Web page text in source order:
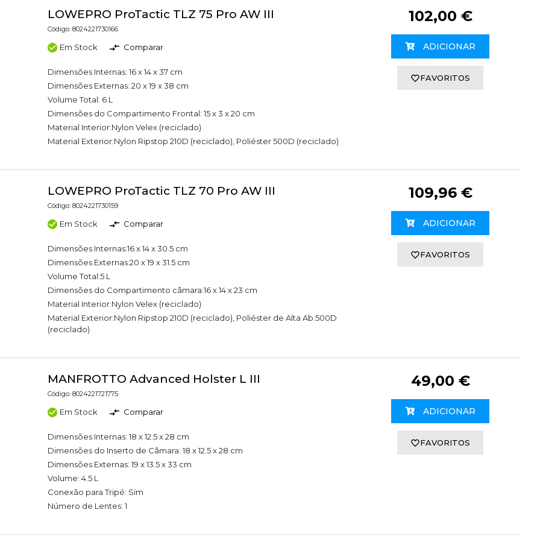
LOWEPRO ProTactic TLZ 75 Pro AW III
Código: 8024221730166
Em Stock Comparar
Dimensões Internas: 16 x 14 x 37 cm
Dimensões Externas: 20 x 19 x 38 cm
Volume Total: 6 L
Dimensões do Compartimento Frontal: 15 x 3 x 20 cm
Material Interior:Nylon Velex (reciclado)
Material Exterior:Nylon Ripstop 210D (reciclado), Poliéster 500D (reciclado)
102,00 €
ADICIONAR
FAVORITOS
LOWEPRO ProTactic TLZ 70 Pro AW III
Código: 8024221730159
Em Stock Comparar
Dimensões Internas:16 x 14 x 30.5 cm
Dimensões Externas:20 x 19 x 31.5 cm
Volume Total:5 L
Dimensões do Compartimento câmara:16 x 14 x 23 cm
Material Interior:Nylon Velex (reciclado)
Material Exterior:Nylon Ripstop 210D (reciclado), Poliéster de Alta Ab.500D
(reciclado)
109,96 €
ADICIONAR
FAVORITOS
MANFROTTO Advanced Holster L III
Código: 8024221721775
Em Stock Comparar
Dimensões Internas: 18 x 12.5 x 28 cm
Dimensões do Inserto de Câmara: 18 x 12.5 x 28 cm
Dimensões Externas: 19 x 13.5 x 33 cm
Volume: 4.5 L
Conexão para Tripé: Sim
Número de Lentes: 1
49,00 €
ADICIONAR
FAVORITOS